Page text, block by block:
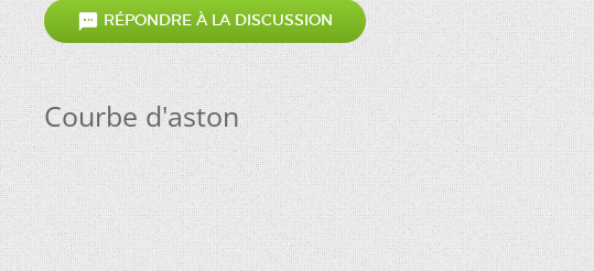
 RÉPONDRE À LA DISCUSSION
Courbe d'aston